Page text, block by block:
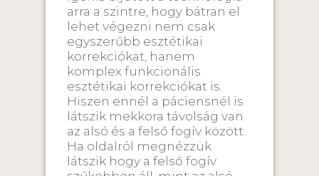
arra a szintre, hogy bátran el
lehet végezni nem csak
egyszerűbb esztétikai
korrekciókat, hanem
komplex funkcionális
esztétikai korrekciókat is.
Hiszen ennél a páciensnél is
látszik mekkora távolság van
az alsó és a felső fogív között.
Ha oldalról megnézzük
látszik hogy a felső fogív